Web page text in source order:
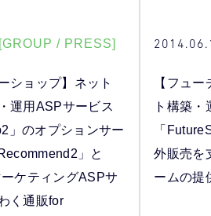
[GROUP / PRESS]
ショップ】ネット
運用ASPサービス
」のオプションサー
」と
ケティングASPサ
く通販for
【フュ
ト構築・
「
外販売を
ームの提